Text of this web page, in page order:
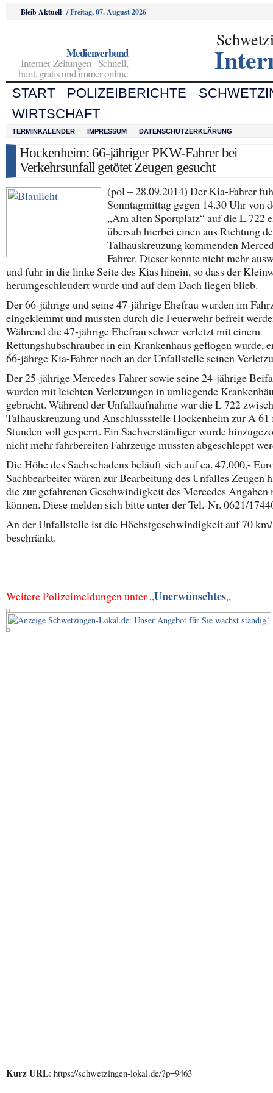
Bleib Aktuell /Freitag, 07. August 2026
Medienverbund
Internet-Zeitungen - Schnell,
bunt, gratis und immer online
START POLIZEIBERICHTE
WIRTSCHAFT
TERMINKALENDER IMPRESSUM DATENSCHUTZERKLÄRUNG
Hockenheim: 66-jähriger PKW-Fahrer bei
Verkehrsunfall getötet Zeugen gesucht
(pol – 28.09.2014) Der Kia-Fahrer
Sonntagmittag gegen 14.30 Uhr von
„Am alten Sportplatz“ auf die L 722
übersah hierbei einen aus Richtung
Talhauskreuzung kommenden
Fahrer. Dieser konnte nicht mehr
und fuhr in die linke Seite des Kias hinein, so dass der
herumgeschleudert wurde und auf dem Dach liegen blieb.
Der 66-jährige und seine 47-jährige Ehefrau wurden im
eingeklemmt und mussten durch die Feuerwehr befreit
Während die 47-jährige Ehefrau schwer verletzt mit einem
Rettungshubschrauber in ein Krankenhaus geflogen wurde,
66-jährge Kia-Fahrer noch an der Unfallstelle seinen
Der 25-jährige Mercedes-Fahrer sowie seine 24-jährige
wurden mit leichten Verletzungen in umliegende
gebracht. Während der Unfallaufnahme war die L 722
Talhauskreuzung und Anschlussstelle Hockenheim zur A 61
Stunden voll gesperrt. Ein Sachverständiger wurde
nicht mehr fahrbereiten Fahrzeuge mussten abgeschleppt
Die Höhe des Sachschadens beläuft sich auf ca. 47.000,-
Sachbearbeiter wären zur Bearbeitung des Unfalles Zeugen
die zur gefahrenen Geschwindigkeit des Mercedes Angaben
können. Diese melden sich bitte unter der Tel.-Nr. 0621/
An der Unfallstelle ist die Höchstgeschwindigkeit auf 70
beschränkt.
Weitere Polizeimeldungen unter „Unerwünschtes„
Kurz URL: https://schwetzingen-lokal.de/?p=9463